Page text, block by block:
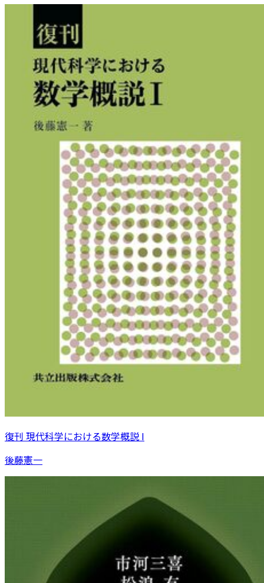
復刊 現代科学における数学概説 I
後藤憲一